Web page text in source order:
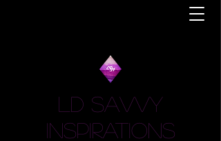
LD Savvy
Inspirations